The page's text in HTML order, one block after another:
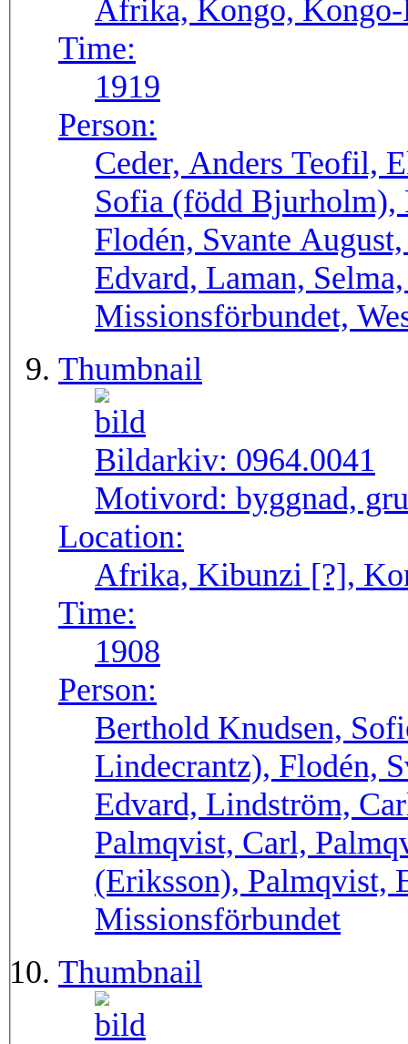
Afrika, Kongo, Kongo-
Time:
1919
Person:
Ceder, Anders Teofil,
Sofia (född
Flodén, Svante
Edvard, Laman,
Missionsförbundet,
Thumbnail
Bildarkiv: 0964.0041
Motivord: byggnad,
Location:
Afrika, Kibunzi [?],
Time:
1908
Person:
Berthold Knudsen,
Lindecrantz), Flodén,
Edvard, Lindström,
Palmqvist, Carl,
(Eriksson), Palmqvist,
Missionsförbundet
Thumbnail